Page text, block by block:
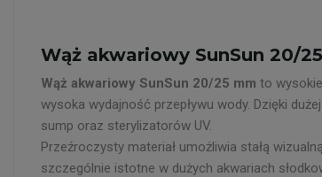
Wąż akwariowy SunSun 20/
Wąż akwariowy SunSun 20/25 mm to
wysoka wydajność przepływu wody. Dzięki
sump oraz sterylizatorów UV.
Przeźroczysty materiał umożliwia stałą
szczególnie istotne w dużych akwariach